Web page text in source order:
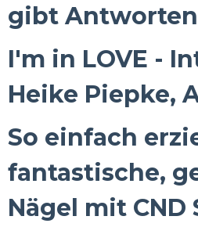
gibt Antworten
I'm in LOVE -
Heike Piepke,
So einfach
fantastische,
Nägel mit CND